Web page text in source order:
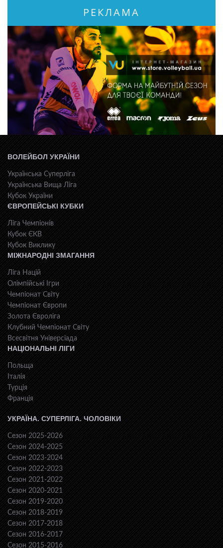
РЕКЛАМА
ВОЛЕЙБОЛ УКРАЇНИ
Українська Суперліга
Українська Вища Ліга
Кубок України
ЄВРОПЕЙСЬКІ КУБКИ
Ліга Чемпіонів
Кубок ЄКВ
Кубок Виклику
МІЖНАРОДНІ ЗМАГАННЯ
Ліга Націй
Олімпійські Ігри
Чемпіонат Світу
Чемпіонат Європи
Золота Євроліга
Клубний Чемпіонат Світу
Всесвiтня Унiверсiaда
НАЦІОНАЛЬНІ ЛІГИ
Польща
Італія
Турція
Франція
УКРАЇНА. СУПЕРЛІГА. ЧОЛОВІКИ
Сезон 2025-2026
Сезон 2024-2025
Сезон 2023-2024
Сезон 2022-2023
Сезон 2021-2022
Сезон 2020-2021
Сезон 2019-2020
Сезон 2018-2019
Сезон 2017-2018
Сезон 2016-2017
Сезон 2015-2016